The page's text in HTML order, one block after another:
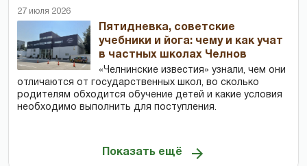
27 июля 2026
Пятидневка, советские
учебники и йога: чему и как учат
в частных школах Челнов
«Челнинские известия» узнали, чем они
отличаются от государственных школ, во сколько
родителям обходится обучение детей и какие условия
необходимо выполнить для поступления.
Показать ещё